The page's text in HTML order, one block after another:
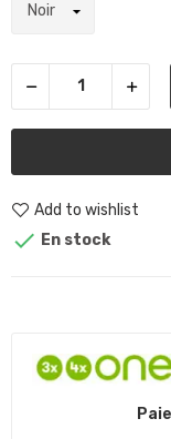
Add to wishlist
 En stock